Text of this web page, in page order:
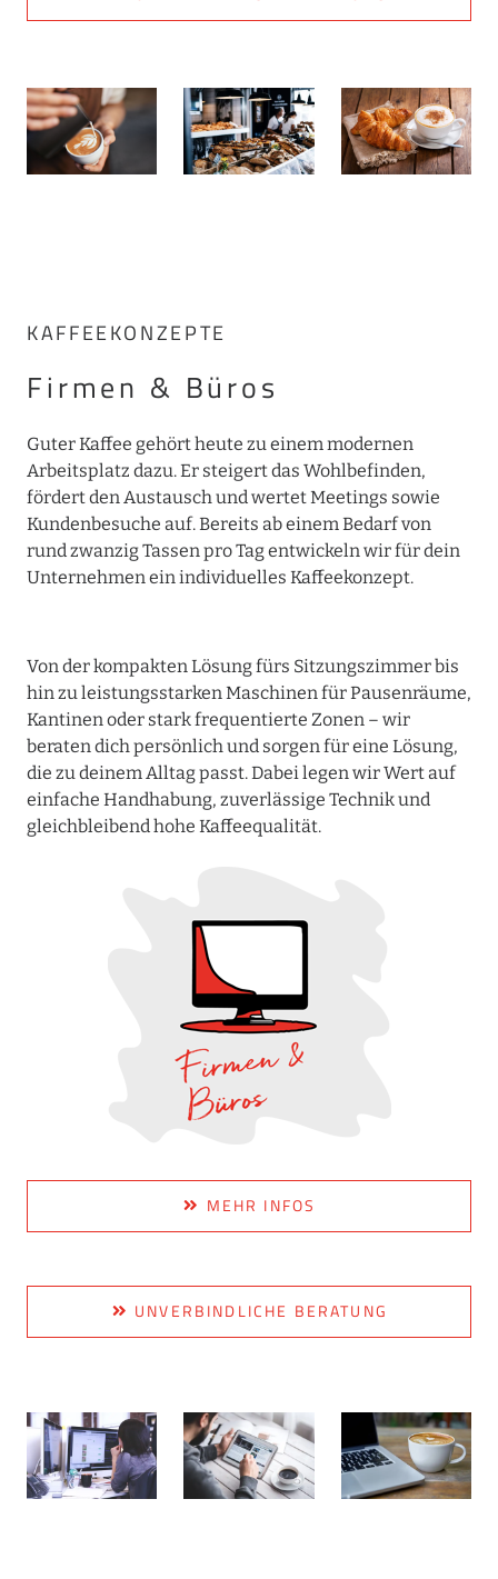
KAFFEEKONZEPTE
Firmen & Büros
Guter Kaffee gehört heute zu einem modernen
Arbeitsplatz dazu. Er steigert das Wohlbefinden,
fördert den Austausch und wertet Meetings sowie
Kundenbesuche auf. Bereits ab einem Bedarf von
rund zwanzig Tassen pro Tag entwickeln wir für dein
Unternehmen ein individuelles Kaffeekonzept.
Von der kompakten Lösung fürs Sitzungszimmer bis
hin zu leistungsstarken Maschinen für Pausenräume,
Kantinen oder stark frequentierte Zonen – wir
beraten dich persönlich und sorgen für eine Lösung,
die zu deinem Alltag passt. Dabei legen wir Wert auf
einfache Handhabung, zuverlässige Technik und
gleichbleibend hohe Kaffeequalität.
MEHR INFOS
UNVERBINDLICHE BERATUNG